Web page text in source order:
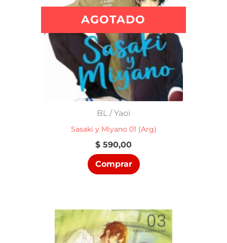
AGOTADO
BL / Yaoi
Sasaki y Miyano 01 (Arg)
$ 590,00
Comprar